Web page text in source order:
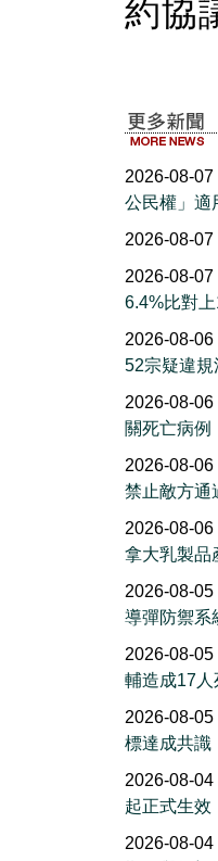
約協
2026-08-07
公民權」適
2026-08-07
2026-08-07
6.4%比對
2026-08-06
52宗疑違
2026-08-06
關死亡病例
2026-08-06
禁止敵方通
2026-08-06
拿大乳製品
2026-08-05
導彈防禦系
2026-08-05
輔造成17人
2026-08-05
標達成共
2026-08-04
起正式生效
2026-08-04